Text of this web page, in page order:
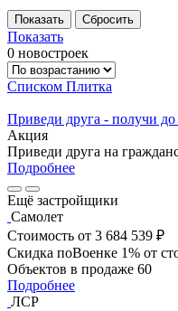
Показать
0 новостроек
Списком Плитка
Приведи друга - получи до
Акция
Приведи друга на
Подробнее
Ещё застройщики
Самолет
Стоимость от 3 684 539 ₽
Скидка поВоенке 1% от
Объектов в продаже 60
Подробнее
ЛСР